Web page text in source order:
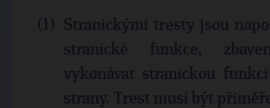
Stranickými tresty jsou
stranické funkce,
vykonávat stranickou
strany. Trest musí být